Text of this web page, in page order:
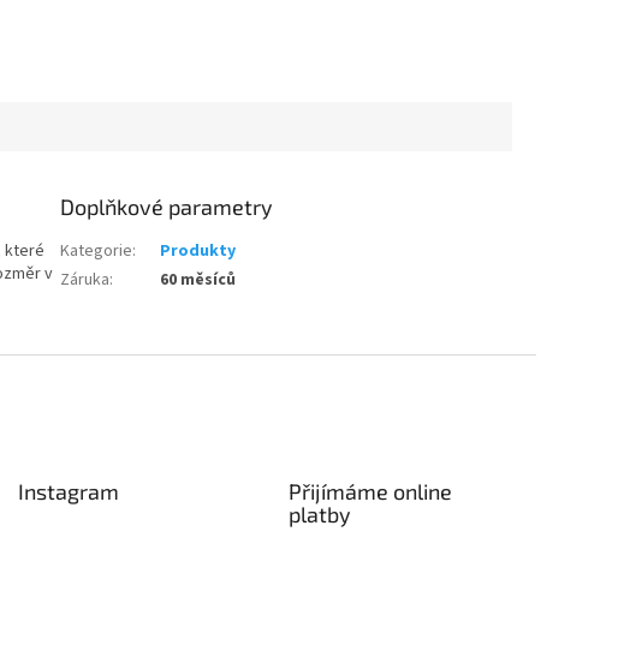
které
v
Doplňkové parametry
Kategorie:
Produkty
Záruka: 60 měsíců
Instagram
Přijímáme online
platby